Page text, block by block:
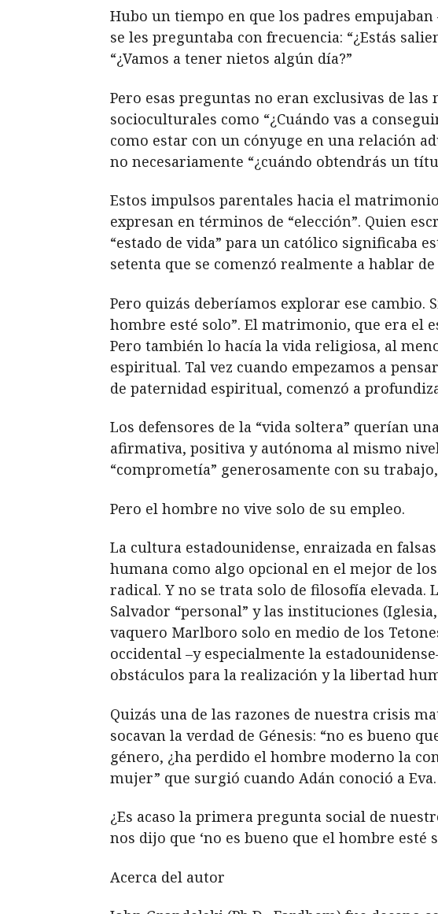
Hubo un tiempo en que los padres
se les preguntaba con frecuencia: “¿Estás
“¿Vamos a tener nietos algún día?”
Pero esas preguntas no eran exclusivas de
socioculturales como “¿Cuándo vas a
como estar con un cónyuge en una relación
no necesariamente “¿cuándo obtendrás un
Estos impulsos parentales hacia el
expresan en términos de “elección”. Quien
“estado de vida” para un católico significaba
setenta que se comenzó realmente a hablar
Pero quizás deberíamos explorar ese cambio.
hombre esté solo”. El matrimonio, que era el
Pero también lo hacía la vida religiosa, al
espiritual. Tal vez cuando empezamos a
de paternidad espiritual, comenzó a
Los defensores de la “vida soltera” querían
afirmativa, positiva y autónoma al mismo
“comprometía” generosamente con su
Pero el hombre no vive solo de su empleo.
La cultura estadounidense, enraizada en
humana como algo opcional en el mejor de
radical. Y no se trata solo de filosofía elevada.
Salvador “personal” y las instituciones
vaquero Marlboro solo en medio de los
occidental –y especialmente la
obstáculos para la realización y la libertad
Quizás una de las razones de nuestra crisis
socavan la verdad de Génesis: “no es bueno
género, ¿ha perdido el hombre moderno la
mujer” que surgió cuando Adán conoció a
¿Es acaso la primera pregunta social de
nos dijo que ‘no es bueno que el hombre esté
Acerca del autor